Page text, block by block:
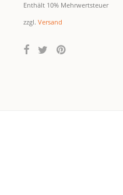
Enthält 10% Mehrwertsteuer
zzgl. Versand